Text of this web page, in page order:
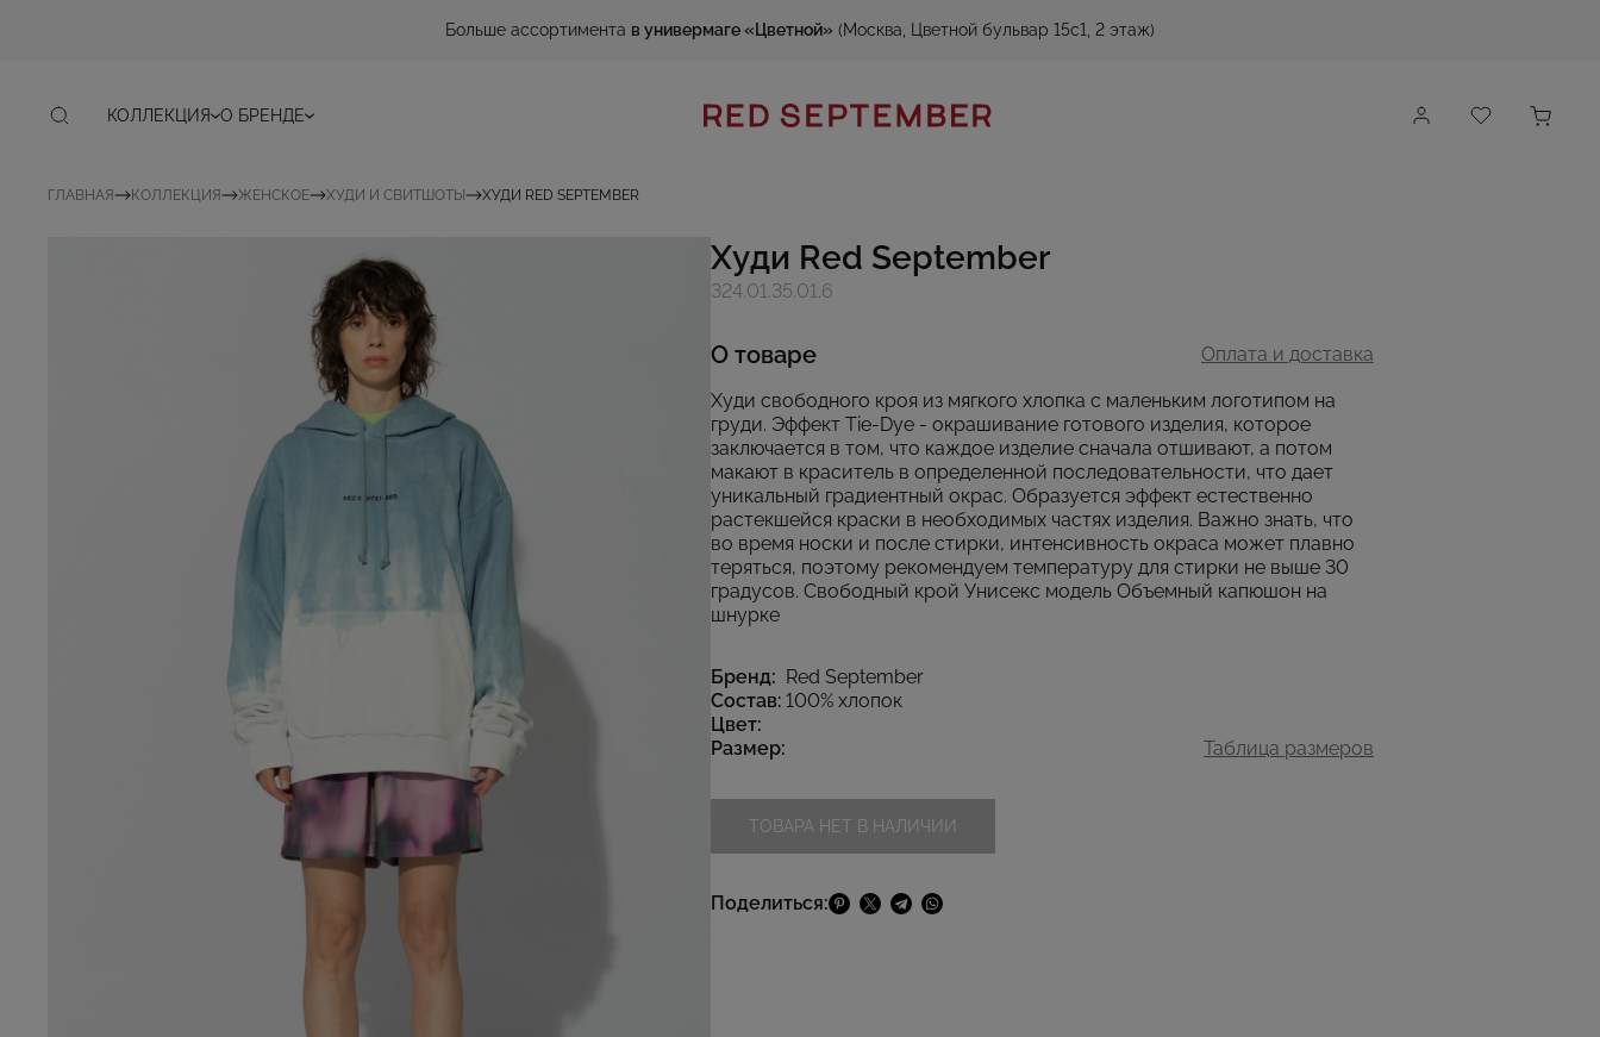
Больше ассортимента в универмаге «Цветной» (Москва, Цветной бульвар 15с1, 2 этаж)
КОЛЛЕКЦИЯ О БРЕНДЕ
ГЛАВНАЯ КОЛЛЕКЦИЯ ЖЕНСКОЕ ХУДИ И СВИТШОТЫ ХУДИ RED SEPTEMBER
Худи Red September
324.01.35.01.6
О товаре Оплата и доставка
Худи свободного кроя из мягкого хлопка с маленьким логотипом на
груди. Эффект Tie-Dye - окрашивание готового изделия, которое
заключается в том, что каждое изделие сначала отшивают, а потом
макают в краситель в определенной последовательности, что дает
уникальный градиентный окрас. Образуется эффект естественно
растекшейся краски в необходимых частях изделия. Важно знать, что
во время носки и после стирки, интенсивность окраса может плавно
теряться, поэтому рекомендуем температуру для стирки не выше 30
градусов. Свободный крой Унисекс модель Объемный капюшон на
шнурке
Бренд: Red September
Состав: 100% хлопок
Цвет:
Размер:
Таблица размеров
ТОВАРА НЕТ В НАЛИЧИИ
Поделиться: